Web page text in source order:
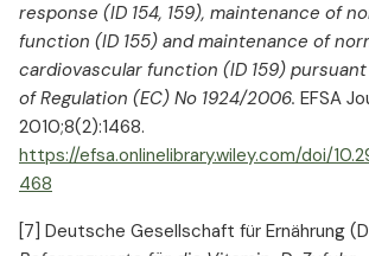
response (ID 154, 159), maintenance of
function (ID 155) and maintenance of
cardiovascular function (ID 159)
of Regulation (EC) No 1924/2006. EFSA
2010;8(2):1468.
https://efsa.onlinelibrary.wiley.com/doi/
468
[7] Deutsche Gesellschaft für Ernährung